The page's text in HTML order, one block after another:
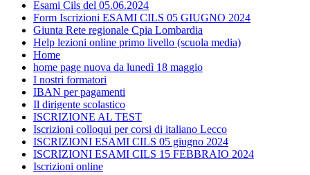
Esami Cils del 05.06.2024
Form Iscrizioni ESAMI CILS 05 GIUGNO 2024
Giunta Rete regionale Cpia Lombardia
Help lezioni online primo livello (scuola media)
Home
home page nuova da lunedì 18 maggio
I nostri formatori
IBAN per pagamenti
Il dirigente scolastico
ISCRIZIONE AL TEST
Iscrizioni colloqui per corsi di italiano Lecco
ISCRIZIONI ESAMI CILS 05 giugno 2024
ISCRIZIONI ESAMI CILS 15 FEBBRAIO 2024
Iscrizioni online